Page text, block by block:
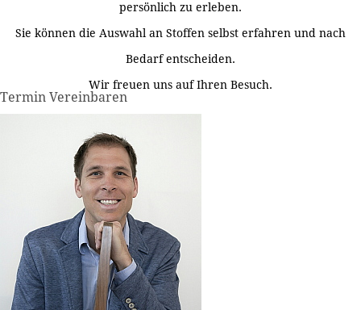
persönlich zu erleben.
Sie können die Auswahl an Stoffen selbst erfahren und nach
Bedarf entscheiden.
Wir freuen uns auf Ihren Besuch.
Termin Vereinbaren